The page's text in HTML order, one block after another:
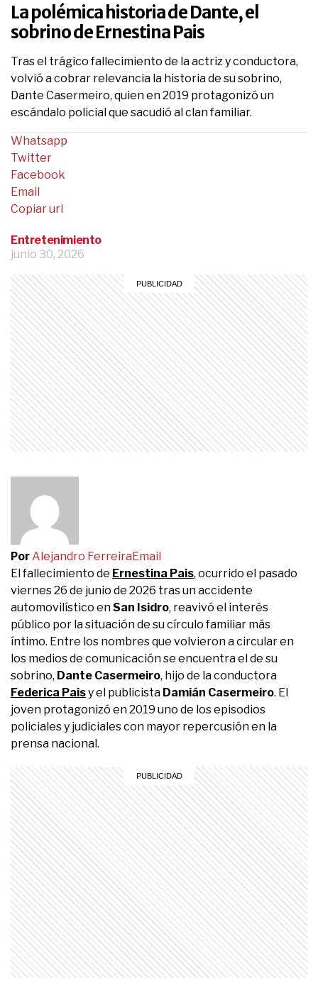
La polémica historia de Dante, el
sobrino de Ernestina Pais
Tras el trágico fallecimiento de la actriz y conductora,
volvió a cobrar relevancia la historia de su sobrino,
Dante Casermeiro, quien en 2019 protagonizó un
escándalo policial que sacudió al clan familiar.
Entretenimiento
junio 30, 2026
Whatsapp
Twitter
Facebook
Email
Copiar url
Por Alejandro FerreiraEmail
El fallecimiento de Ernestina Pais, ocurrido el pasado
viernes 26 de junio de 2026 tras un accidente
automovilístico enSan Isidro, reavivó el interés
público por la situación de su círculo familiar más
íntimo. Entre los nombres que volvieron a circular en
los medios de comunicación se encuentra el de su
sobrino, Dante Casermeiro, hijo de la conductora
Federica Paisy el publicista Damián Casermeiro. El
joven protagonizó en 2019 uno de los episodios
policiales y judiciales con mayor repercusión en la
prensa nacional.